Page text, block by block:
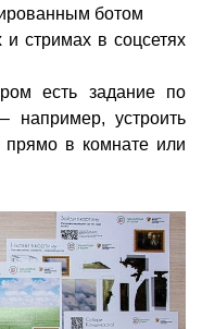
ботом
стримах в соцсетях
есть задание по
например, устроить
прямо в комнате или